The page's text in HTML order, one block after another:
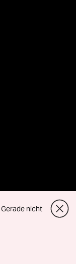
Gerade nicht